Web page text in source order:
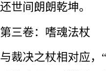
还世间朗朗乾坤。
第三卷：嗜魂法杖
与裁决之杖相对应，